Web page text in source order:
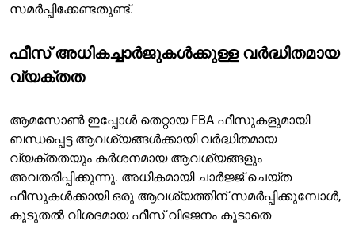
സമർപ്പിക്കേണ്ടതുണ്ട്.
ഫീസ് അധികച്ചാർജുകൾക്കുള്ള വർദ്ധിതമായ
വ്യക്തത
ആമസോൺ ഇപ്പോൾ തെറ്റായ FBA ഫീസുകളുമായി
ബന്ധപ്പെട്ട ആവശ്യങ്ങൾക്കായി വർദ്ധിതമായ
വ്യക്തതയും കർശനമായ ആവശ്യങ്ങളും
അവതരിപ്പിക്കുന്നു. അധികമായി ചാർജ്ജ് ചെയ്ത
ഫീസുകൾക്കായി ഒരു ആവശ്യത്തിന് സമർപ്പിക്കുമ്പോൾ,
കൂടുതൽ വിശദമായ ഫീസ് വിഭജനം കൂടാതെ